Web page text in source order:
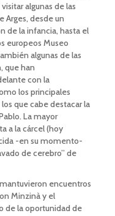
algunas de las
Arges, desde un
de la infancia, hasta el
europeos Museo
algunas de las
que han
con la
los principales
que cabe destacar la
La mayor
a la cárcel (hoy
-en su momento-
de cerebro” de
encuentros
Minzinà y el
de la oportunidad de